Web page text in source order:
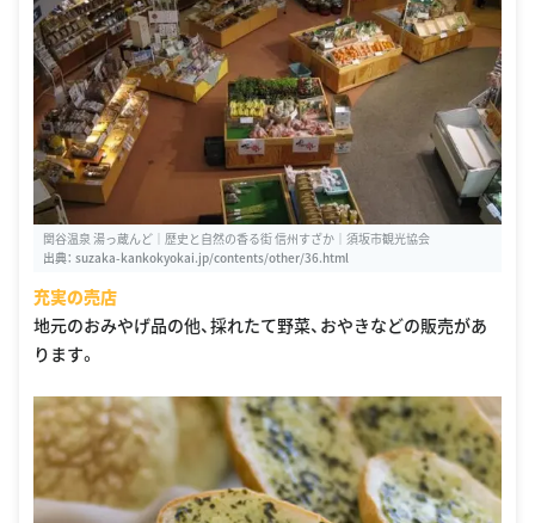
関谷温泉 湯っ蔵んど｜歴史と自然の香る街 信州すざか｜須坂市観光協会
出典： suzaka-kankokyokai.jp/contents/other/36.html
充実の売店
地元のおみやげ品の他、採れたて野菜、おやきなどの販売があ
ります。